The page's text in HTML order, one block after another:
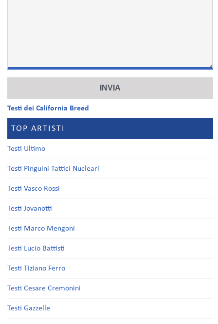
Testi dei California Breed
TOP ARTISTI
Testi Ultimo
Testi Pinguini Tattici Nucleari
Testi Vasco Rossi
Testi Jovanotti
Testi Marco Mengoni
Testi Lucio Battisti
Testi Tiziano Ferro
Testi Cesare Cremonini
Testi Gazzelle